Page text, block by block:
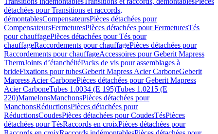
détachées pour Transitions et raccords,
démontablesCompensateursPièces détachées pour
CompensateursFermeturesPièces détachées pour FermeturesTés
pour chauffagePièces détachées pour Tés pour
chauffageRaccordements pour chauffagePièces détachées pour
Raccordements pour chauffageAccessoires pour Geberit Mapress
ThermJoints d’étanchéitéPacks de vis pour assemblages à
brideFixations pour tubesGeberit Mapress Acier CarboneGeberit
Mapress Acier CarbonePièces détachées pour Geberit Mapress
Acier CarboneTubes 1.0034 (E 195)Tubes 1.0215 (E
220)MamelonsManchonsPièces détachées pour
ManchonsRéductionsPièces détachées pour
RéductionsCoudesPièces détachées pour CoudesTésPièces
détachées pour TésRaccords en croixPièces détachées pour